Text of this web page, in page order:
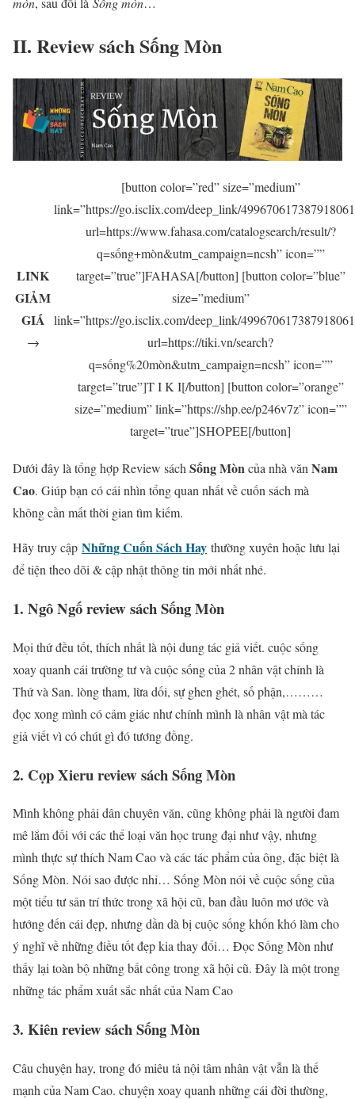
II. Review sách Sống Mòn
LINK
GIẢM
GIÁ
→
[button color=”red” size=”medium”
link=”https://go.isclix.com/deep_link/
url=https://www.fahasa.com/catalogsearch/result/?
q=sống+mòn&utm_campaign=ncsh” icon=””
target=”true”]FAHASA[/button] [button color=”blue”
size=”medium”
link=”https://go.isclix.com/deep_link/
url=https://tiki.vn/search?
q=sống%20mòn&utm_campaign=ncsh” icon=””
target=”true”]T I K I[/button] [button color=”orange”
size=”medium” link=”https://shp.ee/p246v7z” icon=””
target=”true”]SHOPEE[/button]
Dưới đây là tổng hợp Review sáchSống Mòncủa nhà vănNam
Cao. Giúp bạn có cái nhìn tổng quan nhất về cuốn sách mà
không cần mất thời gian tìm kiếm.
Hãy truy cập Những Cuốn Sách Hay thường xuyên hoặc lưu lại
để tiện theo dõi & cập nhật thông tin mới nhất nhé.
1. Ngô Ngố review sách Sống Mòn
Mọi thứ đều tốt, thích nhất là nội dung tác giả viết. cuộc sống
xoay quanh cái trường tư và cuộc sống của 2 nhân vật chính là
Thứ và San. lòng tham, lừa dối, sự ghen ghét, số phận,………
đọc xong mình có cảm giác như chính mình là nhân vật mà tác
giả viết vì có chút gì đó tương đồng.
2. Cọp Xieru review sách Sống Mòn
Mình không phải dân chuyên văn, cũng không phải là người đam
mê lắm đối với các thể loại văn học trung đại như vậy, nhưng
mình thực sự thích Nam Cao và các tác phẩm của ông, đặc biệt là
Sống Mòn. Nói sao được nhỉ… Sống Mòn nói về cuộc sống của
một tiểu tư sản trí thức trong xã hội cũ, ban đầu luôn mơ ước và
hướng đến cái đẹp, nhưng dần dà bị cuộc sống khốn khó làm cho
ý nghĩ về những điều tốt đẹp kia thay đổi… Đọc Sống Mòn như
thấy lại toàn bộ những bất công trong xã hội cũ. Đây là một trong
những tác phẩm xuất sắc nhất của Nam Cao
3. Kiên review sách Sống Mòn
Câu chuyện hay, trong đó miêu tả nội tâm nhân vật vẫn là thế
mạnh của Nam Cao. chuyện xoay quanh những cái đời thường,